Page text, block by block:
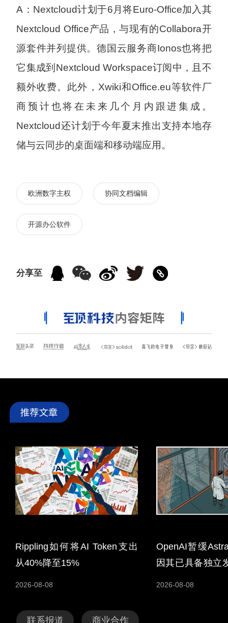
A：Nextcloud计划于6月将Euro-Office加入其
Nextcloud Office产品，与现有的Collabora开
源套件并列提供。德国云服务商Ionos也将把
它集成到Nextcloud Workspace订阅中，且不
额外收费。此外，Xwiki和Office.eu等软件厂
商预计也将在未来几个月内跟进集成。
Nextcloud还计划于今年夏末推出支持本地存
储与云同步的桌面端和移动端应用。
欧洲数字主权 协同文档编辑
开源办公软件
分享至
Rippling如何将AI Token支出
从40%降至15%
2026-08-08
OpenAI暂缓
因其已具备独立
2026-08-08
联系报道 商业合作